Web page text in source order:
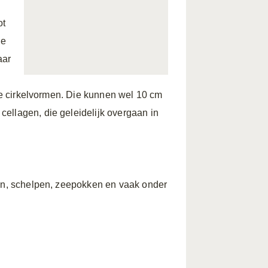
Die kunnen wel 10 cm
die geleidelijk overgaan in
schelpen, zeepokken en vaak onder